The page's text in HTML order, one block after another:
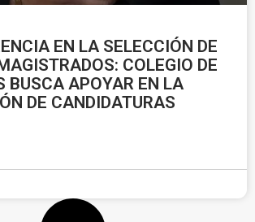
EN LA SELECCIÓN DE
COLEGIO DE
BUSCA APOYAR EN LA
DE CANDIDATURAS